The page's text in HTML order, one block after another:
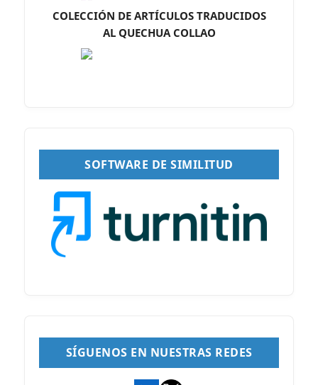
COLECCIÓN DE ARTÍCULOS TRADUCIDOS
AL QUECHUA COLLAO
SOFTWARE DE SIMILITUD
SÍGUENOS EN NUESTRAS REDES